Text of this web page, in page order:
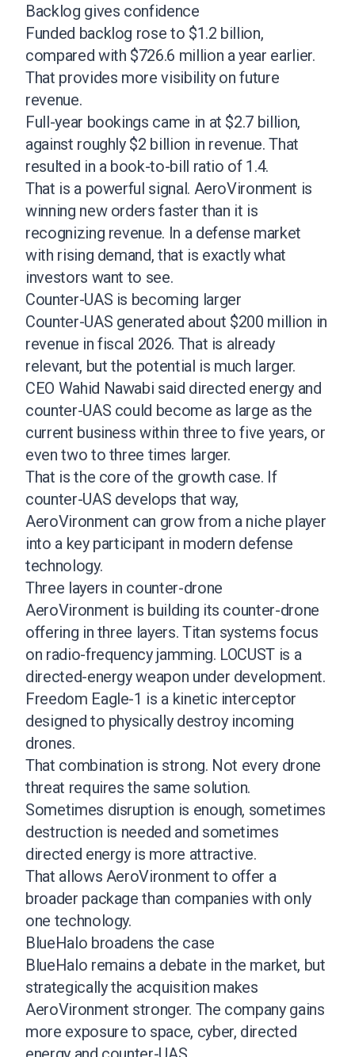
Backlog gives confidence
Funded backlog rose to $1.2 billion,
compared with $726.6 million a year earlier.
That provides more visibility on future
revenue.
Full-year bookings came in at $2.7 billion,
against roughly $2 billion in revenue. That
resulted in a book-to-bill ratio of 1.4.
That is a powerful signal. AeroVironment is
winning new orders faster than it is
recognizing revenue. In a defense market
with rising demand, that is exactly what
investors want to see.
Counter-UAS is becoming larger
Counter-UAS generated about $200 million in
revenue in fiscal 2026. That is already
relevant, but the potential is much larger.
CEO Wahid Nawabi said directed energy and
counter-UAS could become as large as the
current business within three to five years, or
even two to three times larger.
That is the core of the growth case. If
counter-UAS develops that way,
AeroVironment can grow from a niche player
into a key participant in modern defense
technology.
Three layers in counter-drone
AeroVironment is building its counter-drone
offering in three layers. Titan systems focus
on radio-frequency jamming. LOCUST is a
directed-energy weapon under development.
Freedom Eagle-1 is a kinetic interceptor
designed to physically destroy incoming
drones.
That combination is strong. Not every drone
threat requires the same solution.
Sometimes disruption is enough, sometimes
destruction is needed and sometimes
directed energy is more attractive.
That allows AeroVironment to offer a
broader package than companies with only
one technology.
BlueHalo broadens the case
BlueHalo remains a debate in the market, but
strategically the acquisition makes
AeroVironment stronger. The company gains
more exposure to space, cyber, directed